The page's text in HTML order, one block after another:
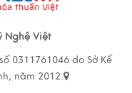
Nghệ Việt
0311761046 do Sở Kế
năm 2012.